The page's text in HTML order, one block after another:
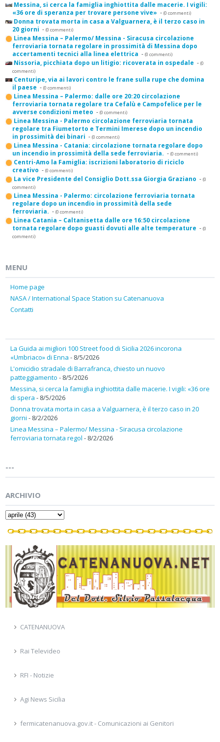
Messina, si cerca la famiglia inghiottita dalle macerie. I vigili:
«36 ore di speranza per trovare persone vive» - (0 commenti)
Donna trovata morta in casa a Valguarnera, è il terzo caso in
20 giorni - (0 commenti)
Linea Messina – Palermo/ Messina - Siracusa circolazione
ferroviaria tornata regolare in prossimità di Messina dopo
accertamenti tecnici alla linea elettrica - (0 commenti)
Nissoria, picchiata dopo un litigio: ricoverata in ospedale - (0
commenti)
Centuripe, via ai lavori contro le frane sulla rupe che domina
il paese - (0 commenti)
Linea Messina – Palermo: dalle ore 20:20 circolazione
ferroviaria tornata regolare tra Cefalù e Campofelice per le
avverse condizioni meteo - (0 commenti)
Linea Messina - Palermo circolazione ferroviaria tornata
regolare tra Fiumetorto e Termini Imerese dopo un incendio
in prossimità dei binari - (0 commenti)
Linea Messina - Catania: circolazione tornata regolare dopo
un incendio in prossimità della sede ferroviaria. - (0 commenti)
Centri-Amo la Famiglia: iscrizioni laboratorio di riciclo
creativo - (0 commenti)
La vice Presidente del Consiglio Dott.ssa Giorgia Graziano - (0
commenti)
Linea Messina - Palermo: circolazione ferroviaria tornata
regolare dopo un incendio in prossimità della sede
ferroviaria. - (0 commenti)
Linea Catania – Caltanisetta dalle ore 16:50 circolazione
tornata regolare dopo guasti dovuti alle alte temperature - (0
commenti)
MENU
Home page
NASA / International Space Station su Catenanuova
Contatti
La Guida ai migliori 100 Street food di Sicilia 2026 incorona
«Umbriaco» di Enna - 8/5/2026
L'omicidio stradale di Barrafranca, chiesto un nuovo
patteggiamento - 8/5/2026
Messina, si cerca la famiglia inghiottita dalle macerie. I vigili: «36 ore
di spera - 8/5/2026
Donna trovata morta in casa a Valguarnera, è il terzo caso in 20
giorni - 8/2/2026
Linea Messina – Palermo/ Messina - Siracusa circolazione
ferroviaria tornata regol - 8/2/2026
---
ARCHIVIO
CATENANUOVA
Rai Televideo
RFI - Notizie
Agi News Sicilia
fermicatenanuova.gov.it - Comunicazioni ai Genitori